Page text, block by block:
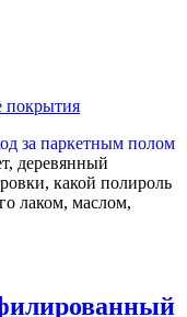
покрытия
деревянный
какой полироль
лаком, маслом,